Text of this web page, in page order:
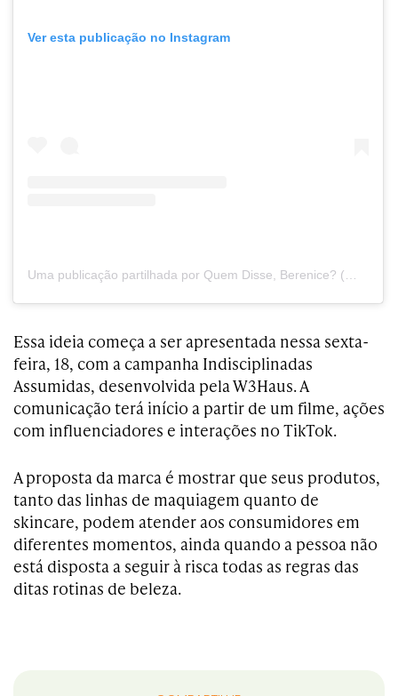
Ver esta publicação no Instagram
Uma publicação partilhada por Quem Disse, Berenice? (@quemdisseberenice)
Essa ideia começa a ser apresentada nessa sexta-
feira, 18, com a campanha Indisciplinadas
Assumidas, desenvolvida pela W3Haus. A
comunicação terá início a partir de um filme, ações
com influenciadores e interações no TikTok.
A proposta da marca é mostrar que seus produtos,
tanto das linhas de maquiagem quanto de
skincare, podem atender aos consumidores em
diferentes momentos, ainda quando a pessoa não
está disposta a seguir à risca todas as regras das
ditas rotinas de beleza.